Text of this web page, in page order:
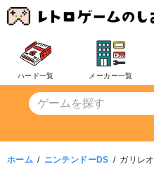
コ
ン
ツ
動
ハード一覧 メーカー一覧
ホーム ニンテンドーDS ガリレオ